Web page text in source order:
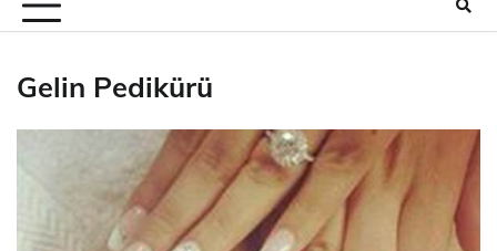
Gelin Pedikürü